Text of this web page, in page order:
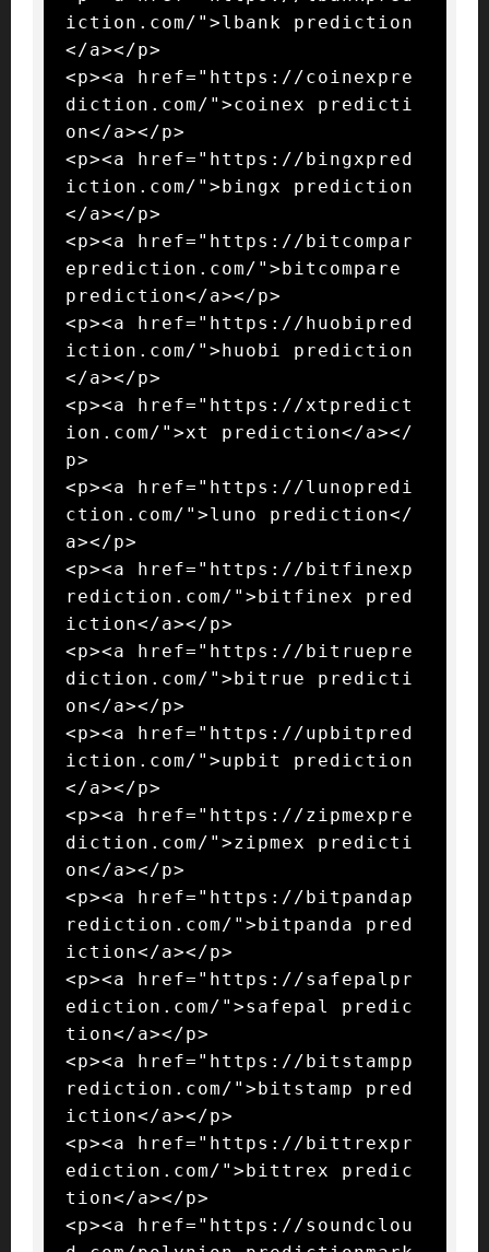
iction.com/">lbank prediction
</a></p>
<p><a href="https://coinexpre
diction.com/">coinex predicti
on</a></p>
<p><a href="https://bingxpred
iction.com/">bingx prediction
</a></p>
<p><a href="https://bitcompar
eprediction.com/">bitcompare
prediction</a></p>
<p><a href="https://huobipred
iction.com/">huobi prediction
</a></p>
<p><a href="https://xtpredict
ion.com/">xt prediction</a></
p>
<p><a href="https://lunopredi
ction.com/">luno prediction</
a></p>
<p><a href="https://bitfinexp
rediction.com/">bitfinex pred
iction</a></p>
<p><a href="https://bitruepre
diction.com/">bitrue predicti
on</a></p>
<p><a href="https://upbitpred
iction.com/">upbit prediction
</a></p>
<p><a href="https://zipmexpre
diction.com/">zipmex predicti
on</a></p>
<p><a href="https://bitpandap
rediction.com/">bitpanda pred
iction</a></p>
<p><a href="https://safepalpr
ediction.com/">safepal predic
tion</a></p>
<p><a href="https://bitstampp
rediction.com/">bitstamp pred
iction</a></p>
<p><a href="https://bittrexpr
ediction.com/">bittrex predic
tion</a></p>
<p><a href="https://soundclou